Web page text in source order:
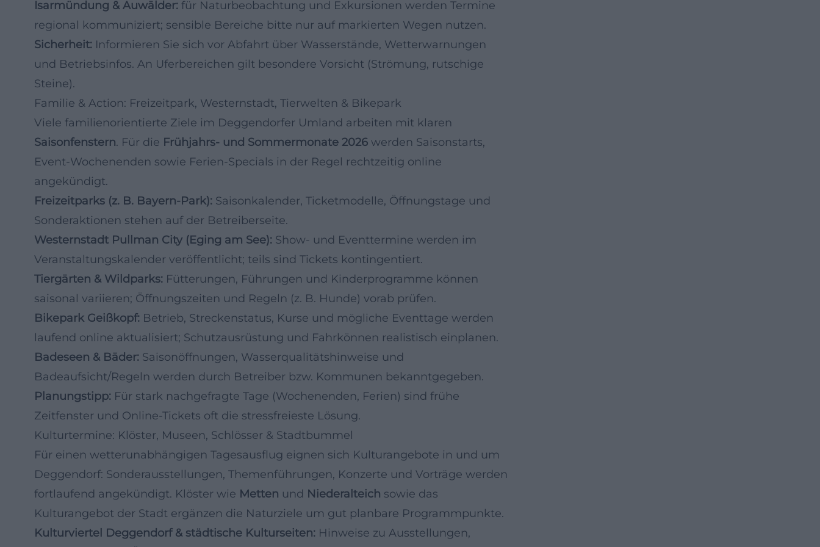
Isarmündung & Auwälder: für Naturbeobachtung und Exkursionen werden Termine
regional kommuniziert; sensible Bereiche bitte nur auf markierten Wegen nutzen.
Sicherheit: Informieren Sie sich vor Abfahrt über Wasserstände, Wetterwarnungen
und Betriebsinfos. An Uferbereichen gilt besondere Vorsicht (Strömung, rutschige
Steine).
Familie & Action: Freizeitpark, Westernstadt, Tierwelten & Bikepark
Viele familienorientierte Ziele im Deggendorfer Umland arbeiten mit klaren
Saisonfenstern. Für die Frühjahrs- und Sommermonate 2026 werden Saisonstarts,
Event-Wochenenden sowie Ferien-Specials in der Regel rechtzeitig online
angekündigt.
Freizeitparks (z. B. Bayern-Park): Saisonkalender, Ticketmodelle, Öffnungstage und
Sonderaktionen stehen auf der Betreiberseite.
Westernstadt Pullman City (Eging am See): Show- und Eventtermine werden im
Veranstaltungskalender veröffentlicht; teils sind Tickets kontingentiert.
Tiergärten & Wildparks: Fütterungen, Führungen und Kinderprogramme können
saisonal variieren; Öffnungszeiten und Regeln (z. B. Hunde) vorab prüfen.
Bikepark Geißkopf: Betrieb, Streckenstatus, Kurse und mögliche Eventtage werden
laufend online aktualisiert; Schutzausrüstung und Fahrkönnen realistisch einplanen.
Badeseen & Bäder: Saisonöffnungen, Wasserqualitätshinweise und
Badeaufsicht/Regeln werden durch Betreiber bzw. Kommunen bekanntgegeben.
Planungstipp: Für stark nachgefragte Tage (Wochenenden, Ferien) sind frühe
Zeitfenster und Online-Tickets oft die stressfreieste Lösung.
Kulturtermine: Klöster, Museen, Schlösser & Stadtbummel
Für einen wetterunabhängigen Tagesausflug eignen sich Kulturangebote in und um
Deggendorf: Sonderausstellungen, Themenführungen, Konzerte und Vorträge werden
fortlaufend angekündigt. Klöster wie Metten und Niederalteich sowie das
Kulturangebot der Stadt ergänzen die Naturziele um gut planbare Programmpunkte.
Kulturviertel Deggendorf & städtische Kulturseiten: Hinweise zu Ausstellungen,